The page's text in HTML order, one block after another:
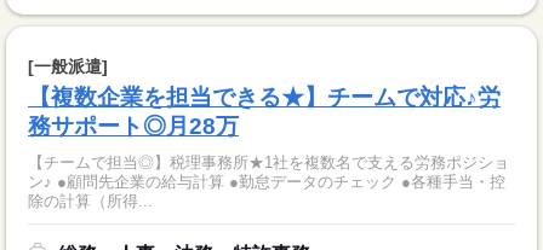
[一般派遣]
【複数企業を担当できる★】チームで対応♪労
務サポート◎月28万
【チームで担当◎】税理事務所★1社を複数名で支える労務ポジショ
ン♪ ●顧問先企業の給与計算 ●勤怠データのチェック ●各種手当・控
除の計算（所得...